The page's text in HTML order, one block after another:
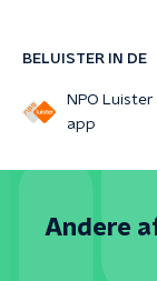
BELUISTER IN DE
NPO Luister
app
Andere